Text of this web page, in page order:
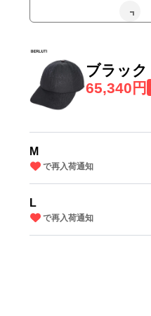
ブラック
65,340円
M
で再入荷通知
L
で再入荷通知